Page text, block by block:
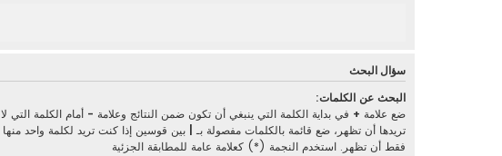
سؤال البحث
البحث عن الكلمات:
ضع علامة + في بداية الكلمة التي ينبغي أن تكون ضمن النتائج وعلامة - أمام الكلمة التي لا
تريدها أن تظهر، ضع قائمة بالكلمات مفصولة بـ
بين قوسين إذا كنت تريد لكلمة واحد منها
فقط أن تظهر. استخدم النجمة (*) كعلامة عامة للمطابقة الجزئية